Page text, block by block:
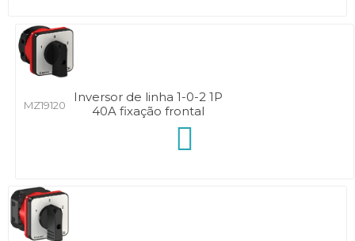
MZ19120
Inversor de linha 1-0-2 1P
40A fixação frontal